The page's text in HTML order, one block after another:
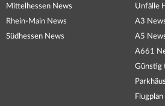
Mittelhessen News
Rhein-Main News
Südhessen News
Unfälle
A3
A5
A661
Günstig